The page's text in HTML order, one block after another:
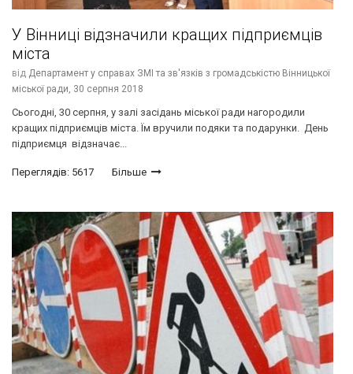
У Вінниці відзначили кращих підприємців
міста
від Департамент у справах ЗМІ та зв'язків з громадськістю Вінницької
міської ради, 30 серпня 2018
Сьогодні, 30 серпня, у залі засідань міської ради нагородили
кращих підприємців міста. Їм вручили подяки та подарунки. День
підприємця відзначає...
Переглядів: 5617 Більше